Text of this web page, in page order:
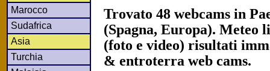
Marocco
Sudafrica
Asia
Turchia
Trovato 48 webcams in
(Spagna, Europa). Meteo
(foto e video) risultati
& entroterra web cams.